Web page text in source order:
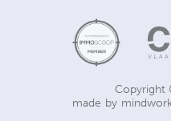
Copyright
made by